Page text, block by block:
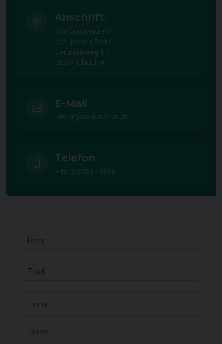
Anschrift:
KSV Glauchau e.V.
c./o. Jochen Stets
Gärtnereiweg 17
08371 Glauchau
E-Mail
info[at]ksv-glauchau.de
Telefon
+49 (0)3763 16699